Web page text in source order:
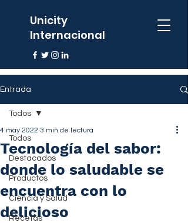
Unicity
Internacional
Entrada
Todos
Destacados
Productos
Ciencia y Salud
Recetas
Todos
Tecnología del sabor:
donde lo saludable se
encuentra con lo
delicioso
4 may 2022 3 min de lectura